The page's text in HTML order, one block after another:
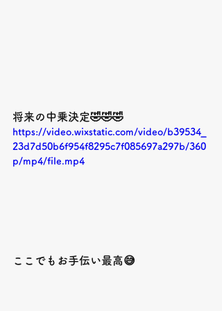
将来の中乗決定🤣🤣🤣
https://video.wixstatic.com/video/b39534_
23d7d50b6f954f8295c7f085697a297b/360
p/mp4/file.mp4
ここでもお手伝い最高😅